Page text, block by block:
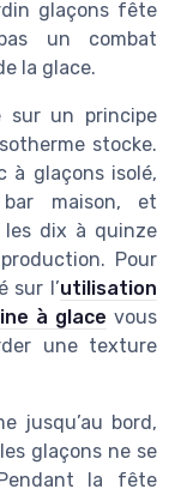
glaçons fête
un combat
la glace.
sur un principe
stocke.
à glaçons isolé,
maison, et
dix à quinze
Pour
sur l’utilisation
à glace vous
une texture
jusqu’au bord,
glaçons ne se
la fête